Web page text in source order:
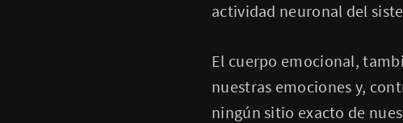
actividad neuronal del
El cuerpo emocional,
nuestras emociones y,
ningún sitio exacto de